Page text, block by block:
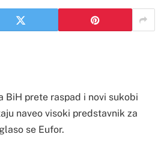
BiH prete raspad i novi sukobi
naveo visoki predstavnik za
se Eufor.